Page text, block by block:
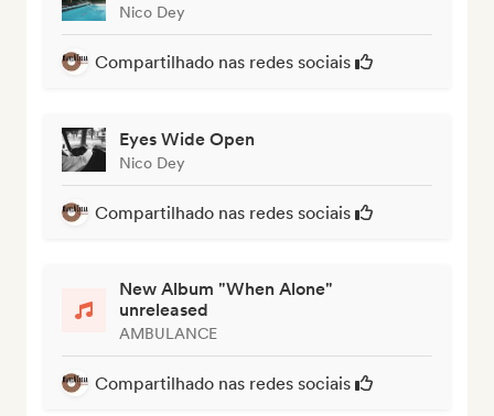
Nico Dey
Compartilhado nas redes sociais
Eyes Wide Open
Nico Dey
Compartilhado nas redes sociais
New Album "When Alone"
unreleased
AMBULANCE
Compartilhado nas redes sociais